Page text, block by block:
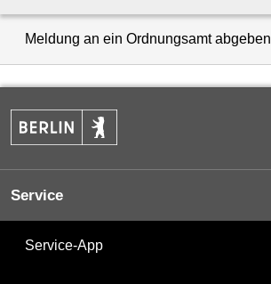
Meldung an ein Ordnungsamt abgeben
Service
Service-App